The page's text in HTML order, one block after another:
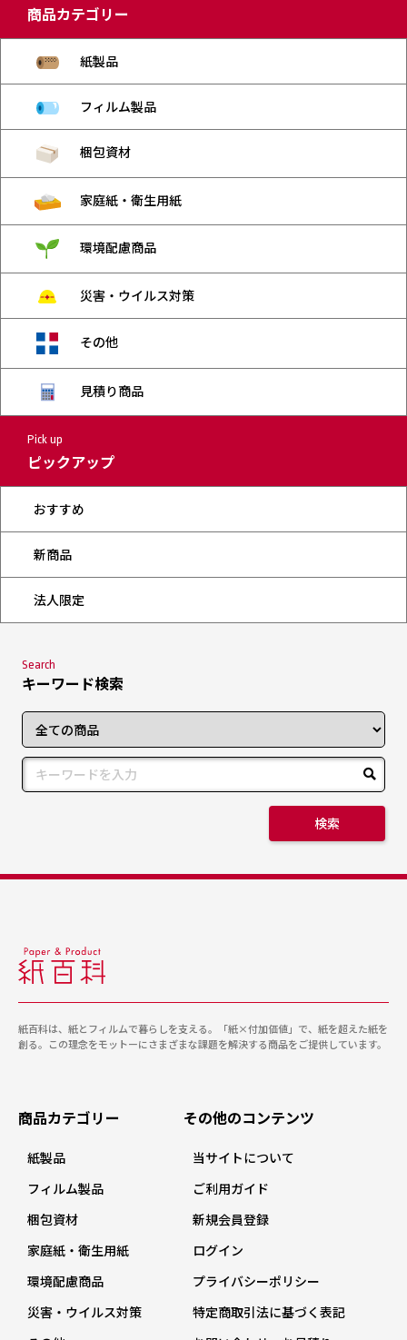
商品カテゴリー
紙製品
フィルム製品
梱包資材
家庭紙・衛生用紙
環境配慮商品
災害・ウイルス対策
その他
見積り商品
Pick up
ピックアップ
おすすめ
新商品
法人限定
Search
キーワード検索
検索
紙百科は、紙とフィルムで暮らしを支える。「紙×付加価値」で、紙を超えた紙を
創る。この理念をモットーにさまざまな課題を解決する商品をご提供しています。
商品カテゴリー
紙製品
フィルム製品
梱包資材
家庭紙・衛生用紙
環境配慮商品
災害・ウイルス対策
その他のコンテンツ
当サイトについて
ご利用ガイド
新規会員登録
ログイン
プライバシーポリシー
特定商取引法に基づく表記